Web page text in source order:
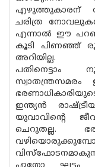
എഴുത്തുകാരന്
ചരിത്ര
എന്നാൽ ഈ പറഞ്ഞ
കൂടി പിണഞ്ഞ്
അറിയില്ല.
പതിനെട്ടാം
സ്വാതന്ത്രസമരം
ഇന്ത്യൻ
യുവാവിന്റെ
ചെറുതല്ല.